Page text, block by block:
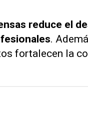
reduce el
.
fortalecen la